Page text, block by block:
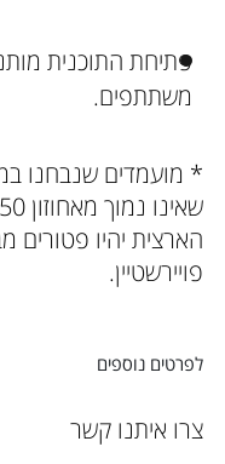
פתיחת התוכנית
משתתפים.
* מועמדים שנבחנו
הארצית יהיו פטורים
פויירשטיין.
לפרטים נוספים
צרו איתנו קשר